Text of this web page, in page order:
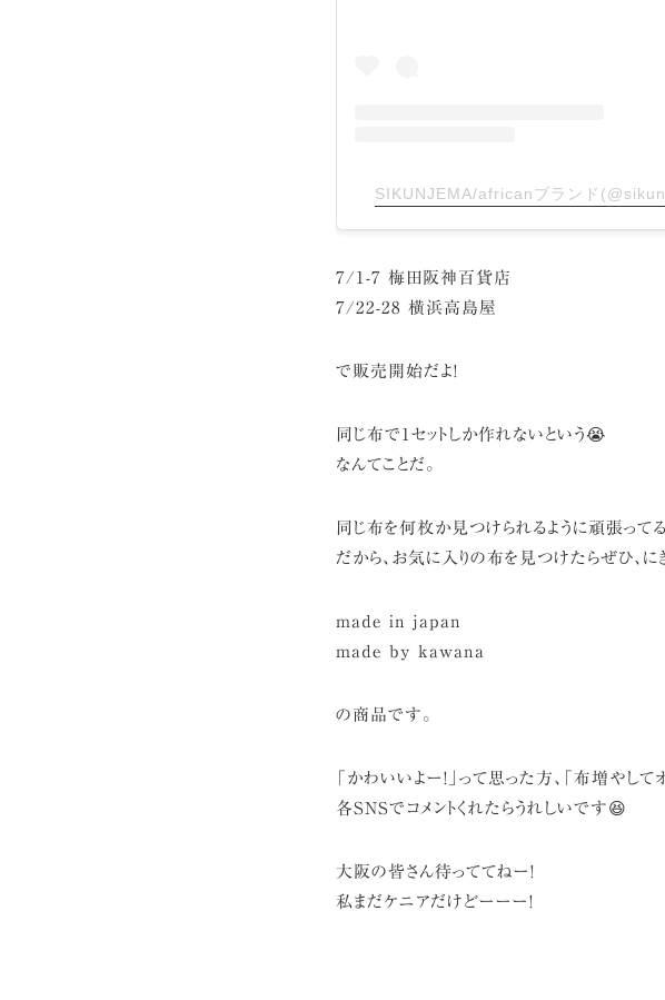
SIKUNJEMA/africanブランド
7/1-7 梅田阪神百貨店
7/22-28 横浜高島屋
で販売開始だよ!
同じ布で1セットしか作れないという😭
なんてことだ。
同じ布を何枚か見つけられるように頑張ってる
だから、お気に入りの布を見つけたらぜひ、に
made in japan
made by kawana
の商品です。
「かわいいよー!」って思った方、「布増やして
各SNSでコメントくれたらうれしいです😆
大阪の皆さん待っててねー!
私まだケニアだけどーーー!